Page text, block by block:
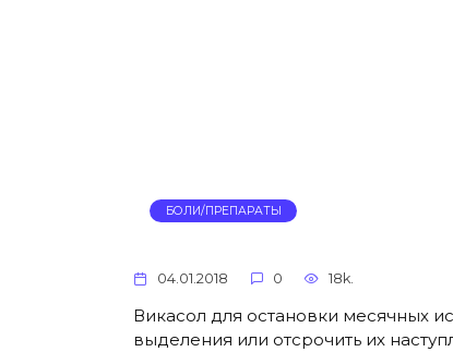
БОЛИ/ПРЕПАРАТЫ
04.01.2018 0 18k.
Викасол для остановки месячных
выделения или отсрочить их